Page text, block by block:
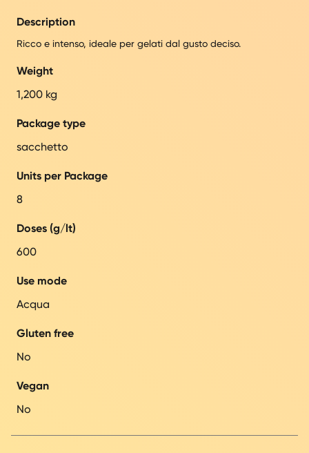
Description
Ricco e intenso, ideale per gelati dal gusto deciso.
Weight
1,200 kg
Package type
sacchetto
Units per Package
8
Doses (g/lt)
600
Use mode
Acqua
Gluten free
No
Vegan
No